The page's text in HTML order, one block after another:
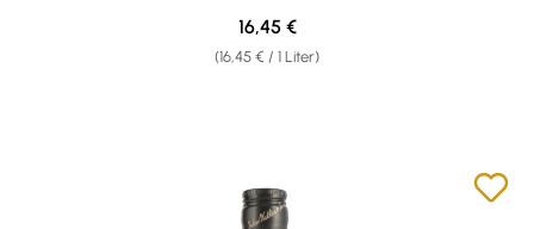
(16,45 € / 1 Liter)
Regulärer Preis:
16,45 €